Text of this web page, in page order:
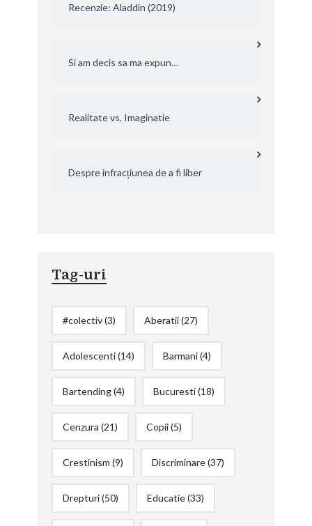
Recenzie: Aladdin (2019)
Si am decis sa ma expun…
Realitate vs. Imaginatie
Despre infracțiunea de a fi liber
Tag-uri
#colectiv(3) Aberatii(27)
Adolescenti(14) Barmani(4)
Bartending(4) Bucuresti(18)
Cenzura (21) Copii(5)
Crestinism (9) Discriminare(37)
Drepturi(50) Educatie(33)